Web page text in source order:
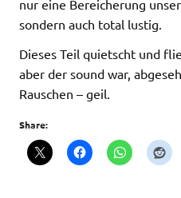
nur eine Bereicherung
sondern auch total lustig.
Dieses Teil quietscht und
aber der sound war,
Rauschen – geil.
Share: